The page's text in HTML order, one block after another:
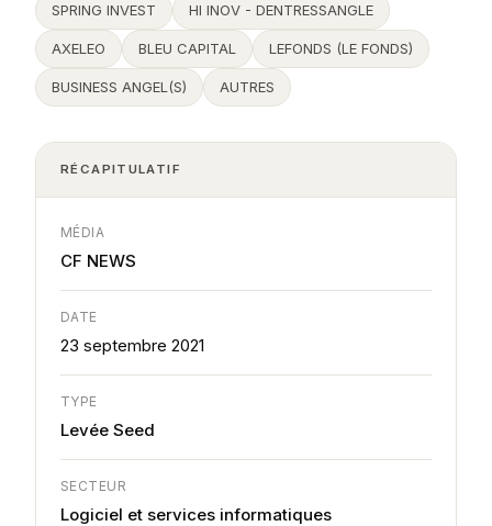
SPRING INVEST HI INOV - DENTRESSANGLE
AXELEO BLEU CAPITAL LEFONDS (LE FONDS)
BUSINESS ANGEL(S) AUTRES
RÉCAPITULATIF
MÉDIA
CF NEWS
DATE
23 septembre 2021
TYPE
Levée Seed
SECTEUR
Logiciel et services informatiques